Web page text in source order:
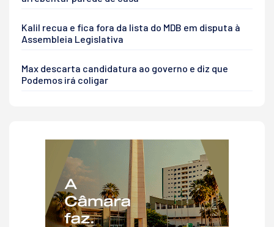
Kalil recua e fica fora da lista do MDB em disputa à
Assembleia Legislativa
Max descarta candidatura ao governo e diz que
Podemos irá coligar